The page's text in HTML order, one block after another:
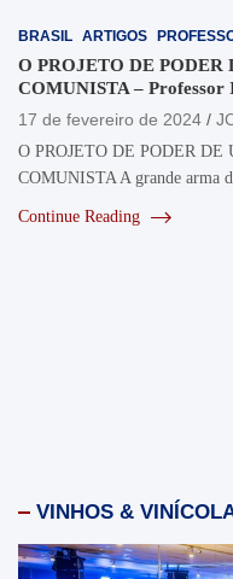
BRASIL ARTIGOS
O PROJETO DE PODER
COMUNISTA – Professor
17 de fevereiro de 2024
O PROJETO DE PODER
COMUNISTA A grande arma
Continue Reading
VINHOS &